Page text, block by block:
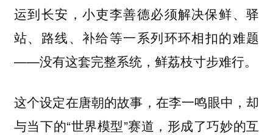
运到长安，小吏李善德必须解决保鲜、驿
站、路线、补给等一系列环环相扣的难题
——没有这套完整系统，鲜荔枝寸步难行。
这个设定在唐朝的故事，在李一鸣眼中，却
与当下的“世界模型”赛道，形成了巧妙的互